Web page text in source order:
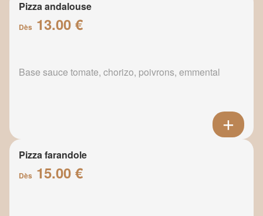
Pizza andalouse
Dès 13.00 €
Base sauce tomate, chorizo, poivrons, emmental
Pizza farandole
Dès 15.00 €